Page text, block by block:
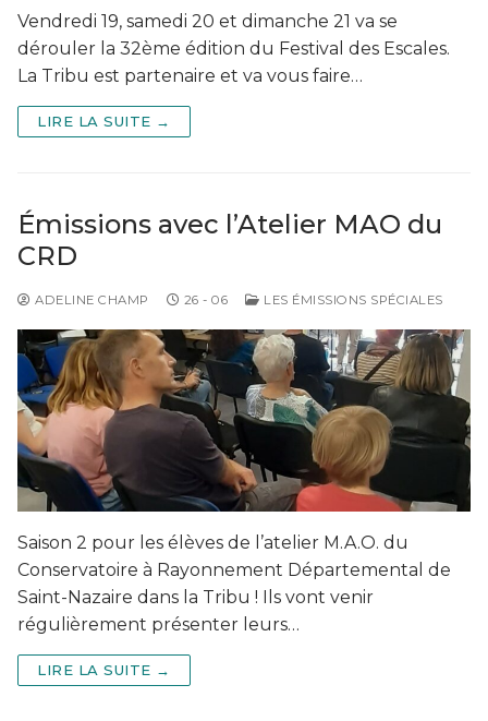
Vendredi 19, samedi 20 et dimanche 21 va se
dérouler la 32ème édition du Festival des Escales.
La Tribu est partenaire et va vous faire…
LIRE LA SUITE →
Émissions avec l’Atelier MAO du
CRD
ADELINE CHAMP 26 - 06 LES ÉMISSIONS SPÉCIALES
Saison 2 pour les élèves de l’atelier M.A.O. du
Conservatoire à Rayonnement Départemental de
Saint-Nazaire dans la Tribu ! Ils vont venir
régulièrement présenter leurs…
LIRE LA SUITE →